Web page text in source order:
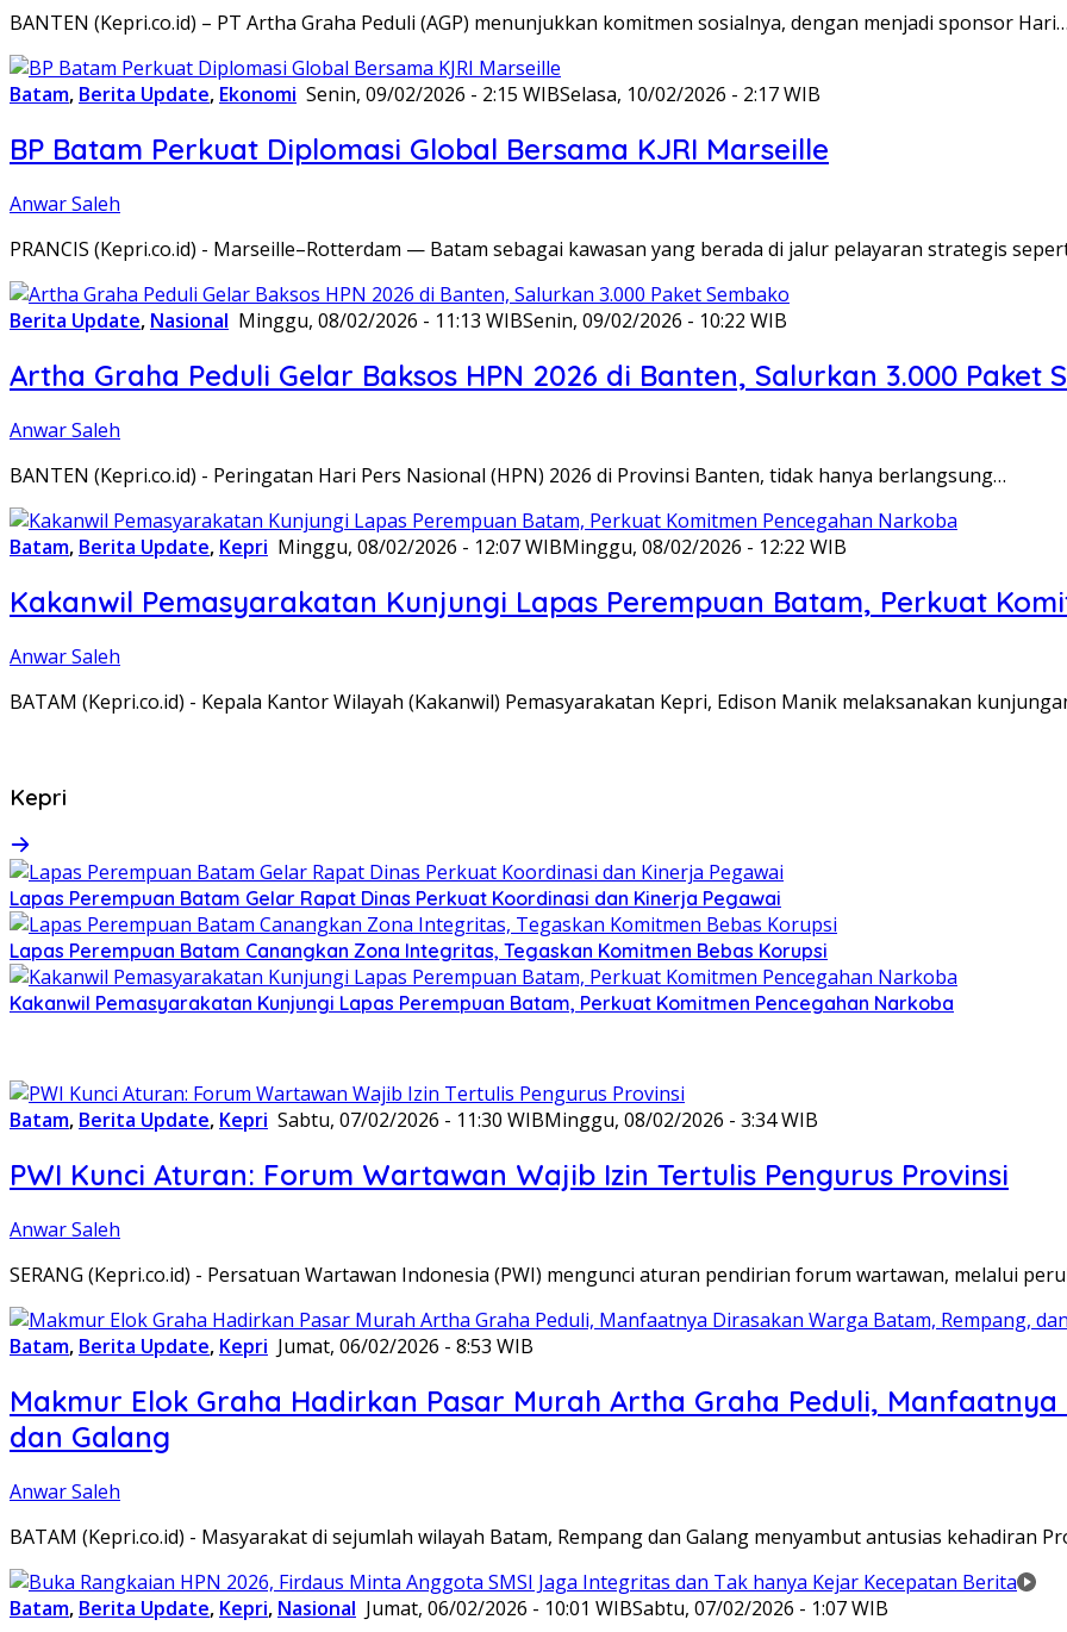
BANTEN (Kepri.co.id) – PT Artha Graha Peduli (AGP) menunjukkan komitmen sosialnya, dengan menjadi sponsor Hari…
Batam, Berita Update, Ekonomi Senin, 09/02/2026 - 2:15 WIBSelasa, 10/02/2026 - 2:17 WIB
BP Batam Perkuat Diplomasi Global Bersama KJRI Marseille
Anwar Saleh
PRANCIS (Kepri.co.id) - Marseille–Rotterdam — Batam sebagai kawasan yang berada di jalur pelayaran strategis
Berita Update, Nasional Minggu, 08/02/2026 - 11:13 WIBSenin, 09/02/2026 - 10:22 WIB
Artha Graha Peduli Gelar Baksos HPN 2026 di Banten, Salurkan 3.000 Paket
Anwar Saleh
BANTEN (Kepri.co.id) - Peringatan Hari Pers Nasional (HPN) 2026 di Provinsi Banten, tidak hanya berlangsung…
Batam, Berita Update, Kepri Minggu, 08/02/2026 - 12:07 WIBMinggu, 08/02/2026 - 12:22 WIB
Kakanwil Pemasyarakatan Kunjungi Lapas Perempuan Batam, Perkuat
Anwar Saleh
BATAM (Kepri.co.id) - Kepala Kantor Wilayah (Kakanwil) Pemasyarakatan Kepri, Edison Manik melaksanakan
Kepri
Lapas Perempuan Batam Gelar Rapat Dinas Perkuat Koordinasi dan Kinerja Pegawai
Lapas Perempuan Batam Canangkan Zona Integritas, Tegaskan Komitmen Bebas Korupsi
Kakanwil Pemasyarakatan Kunjungi Lapas Perempuan Batam, Perkuat Komitmen Pencegahan Narkoba
Batam, Berita Update, Kepri Sabtu, 07/02/2026 - 11:30 WIBMinggu, 08/02/2026 - 3:34 WIB
PWI Kunci Aturan: Forum Wartawan Wajib Izin Tertulis Pengurus Provinsi
Anwar Saleh
SERANG (Kepri.co.id) - Persatuan Wartawan Indonesia (PWI) mengunci aturan pendirian forum wartawan, melalui
Batam, Berita Update, Kepri Jumat, 06/02/2026 - 8:53 WIB
Makmur Elok Graha Hadirkan Pasar Murah Artha Graha Peduli,
dan Galang
Anwar Saleh
BATAM (Kepri.co.id) - Masyarakat di sejumlah wilayah Batam, Rempang dan Galang menyambut antusias kehadiran
Batam, Berita Update, Kepri, Nasional Jumat, 06/02/2026 - 10:01 WIBSabtu, 07/02/2026 - 1:07 WIB